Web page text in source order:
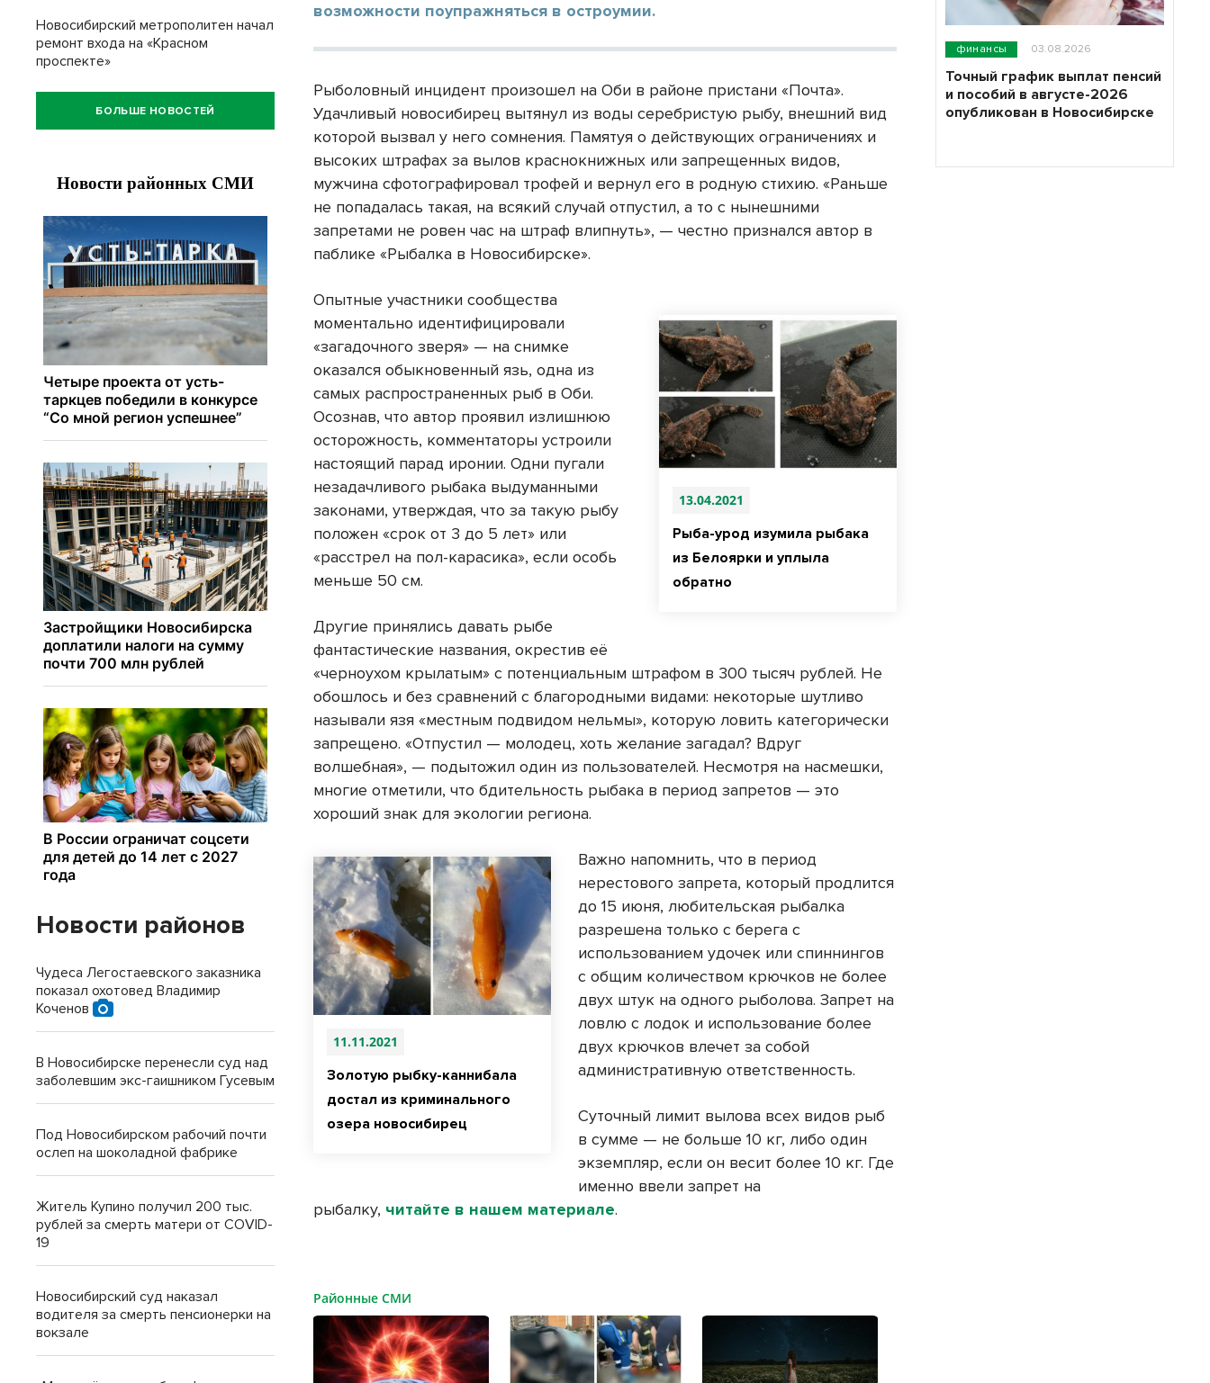
возможности поупражняться в остроумии.
Рыболовный инцидент произошел на Оби в районе пристани «Почта».
Удачливый новосибирец вытянул из воды серебристую рыбу, внешний вид
которой вызвал у него сомнения. Памятуя о действующих ограничениях и
высоких штрафах за вылов краснокнижных или запрещенных видов,
мужчина сфотографировал трофей и вернул его в родную стихию. «Раньше
не попадалась такая, на всякий случай отпустил, а то с нынешними
запретами не ровен час на штраф влипнуть», — честно признался автор в
паблике «Рыбалка в Новосибирске».
13.04.2021
Рыба-урод изумила рыбака
из Белоярки и уплыла
обратно
Опытные участники сообщества
моментально идентифицировали
«загадочного зверя» — на снимке
оказался обыкновенный язь, одна из
самых распространенных рыб в Оби.
Осознав, что автор проявил излишнюю
осторожность, комментаторы устроили
настоящий парад иронии. Одни пугали
незадачливого рыбака выдуманными
законами, утверждая, что за такую рыбу
положен «срок от 3 до 5 лет» или
«расстрел на пол-карасика», если особь
меньше 50 см.
Другие принялись давать рыбе
фантастические названия, окрестив её
«черноухом крылатым» с потенциальным штрафом в 300 тысяч рублей. Не
обошлось и без сравнений с благородными видами: некоторые шутливо
называли язя «местным подвидом нельмы», которую ловить категорически
запрещено. «Отпустил — молодец, хоть желание загадал? Вдруг
волшебная», — подытожил один из пользователей. Несмотря на насмешки,
многие отметили, что бдительность рыбака в период запретов — это
хороший знак для экологии региона.
11.11.2021
Золотую рыбку-каннибала
достал из криминального
озера новосибирец
Важно напомнить, что в период
нерестового запрета, который продлится
до 15 июня, любительская рыбалка
разрешена только с берега с
использованием удочек или спиннингов
с общим количеством крючков не более
двух штук на одного рыболова. Запрет на
ловлю с лодок и использование более
двух крючков влечет за собой
административную ответственность.
Суточный лимит вылова всех видов рыб
в сумме — не больше 10 кг, либо один
экземпляр, если он весит более 10 кг. Где
именно ввели запрет на
рыбалку, читайте в нашем материале.
Районные СМИ
Новосибирский метрополитен начал
ремонт входа на «Красном
проспекте»
БОЛЬШЕ НОВОСТЕЙ
Новости районов
Чудеса Легостаевского заказника
показал охотовед Владимир
Коченов
В Новосибирске перенесли суд над
заболевшим экс-гаишником Гусевым
Под Новосибирском рабочий почти
ослеп на шоколадной фабрике
Житель Купино получил 200 тыс.
рублей за смерть матери от COVID-
19
Новосибирский суд наказал
водителя за смерть пенсионерки на
вокзале
финансы 03.08.2026
Точный график выплат пенсий
и пособий в августе-2026
опубликован в Новосибирске